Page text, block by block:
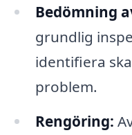
Bedömning
grundlig
identifiera
problem.
Rengöring: